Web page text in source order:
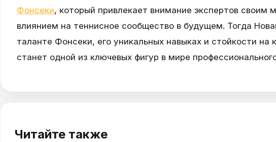
Фонсеки, который привлекает внимание экспертов своим
влиянием на теннисное сообщество в будущем. Тогда
таланте Фонсеки, его уникальных навыках и стойкости на
станет одной из ключевых фигур в мире
Читайте также